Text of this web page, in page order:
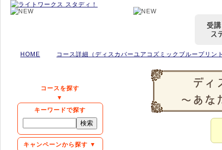
HOME コース詳細（ディスカバーユアコズミックブループリ
コースを探す
▼
キーワードで探す
キャンペーンから探す ▼